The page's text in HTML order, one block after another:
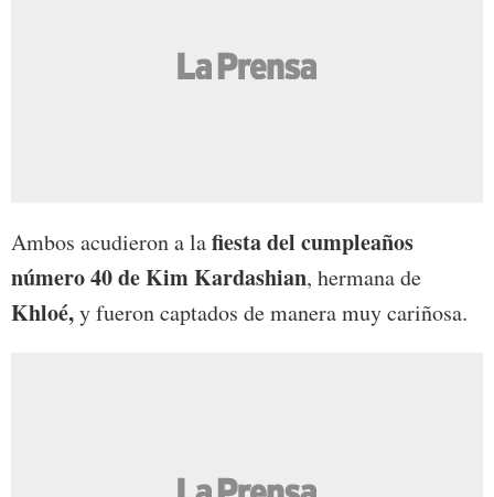
Ambos acudieron a lafiesta del cumpleaños
número 40 de Kim Kardashian, hermana de
Khloé,y fueron captados de manera muy cariñosa.